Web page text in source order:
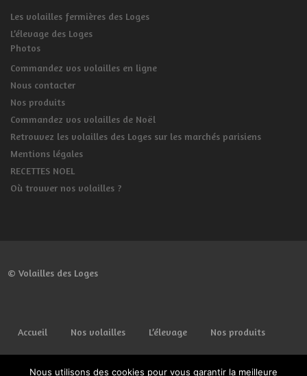
Les volailles fermières des Loges
L’élevage des Loges
Photos
Commandez vos volailles en ligne
Nous contacter
Nos produits
Commandez vos volailles de Noël
Retrouvez les volailles des Loges sur les marchés parisiens
Mentions légales
RECETTES NOEL
Où trouver nos volailles ?
© Volailles des Loges
Accueil Nos volailles L’élevage Nos produits
Nous utilisons des cookies pour vous garantir la meilleure